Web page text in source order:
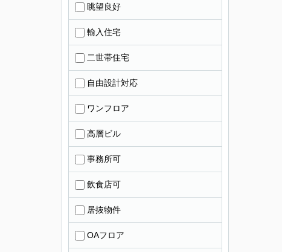
眺望良好
輸入住宅
二世帯住宅
自由設計対応
ワンフロア
高層ビル
事務所可
飲食店可
居抜物件
OAフロア